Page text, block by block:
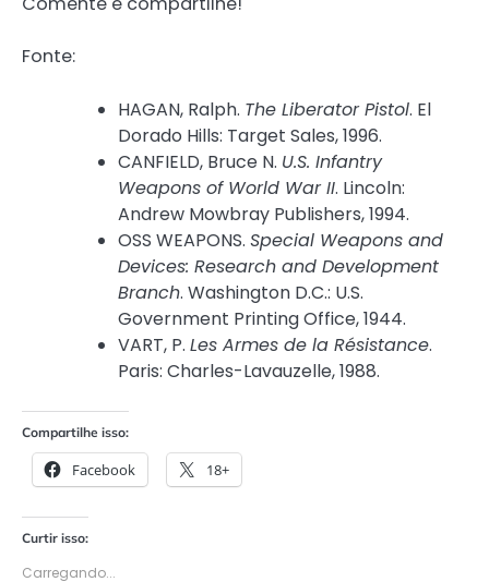
Fonte:
HAGAN, Ralph. The Liberator Pistol. El
Dorado Hills: Target Sales, 1996.
CANFIELD, Bruce N. U.S. Infantry
Weapons of World War II. Lincoln:
Andrew Mowbray Publishers, 1994.
OSS WEAPONS. Special Weapons and
Devices: Research and Development
Branch. Washington D.C.: U.S.
Government Printing Office, 1944.
VART, P. Les Armes de la Résistance.
Paris: Charles-Lavauzelle, 1988.
Compartilhe isso:
Facebook 18+
Curtir isso:
Carregando...